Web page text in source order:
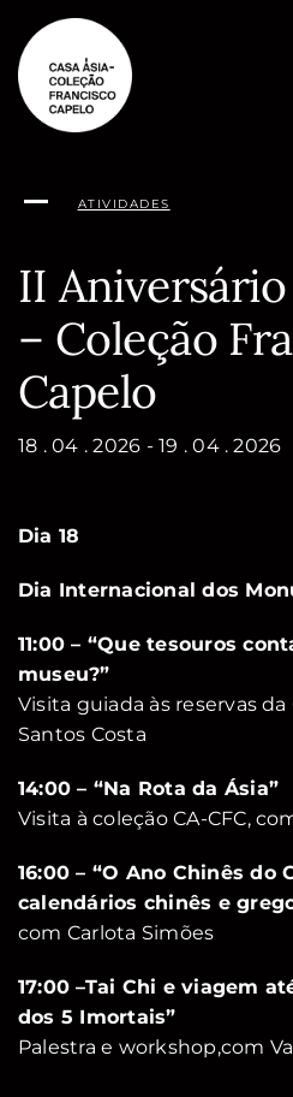
para
conteúdo
ATIVIDADES
II Aniversário
– Coleção
Capelo
18 . 04 . 2026 - 19 . 04 . 2026
Dia 18
Dia Internacional dos
11:00 – “Que tesouros
museu?”
Visita guiada às reservas da
Santos Costa
14:00 – “Na Rota da Ásia”
Visita à coleção CA-CFC,
16:00 – “O Ano Chinês do
calendários chinês e
com Carlota Simões
17:00 –Tai Chi e viagem
dos 5 Imortais”
Palestra e workshop,com